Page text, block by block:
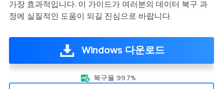
가장 효과적입니다. 이 가이드가 여러분의 데이터 복구 과
정에 실질적인 도움이 되길 진심으로 바랍니다.
Windows 다운로드
 복구율 99.7%